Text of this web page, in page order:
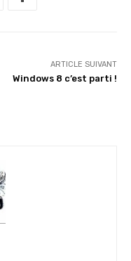
ARTICLE SUIVANT
Windows 8 c’est parti !